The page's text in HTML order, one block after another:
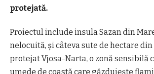
protejată.
Proiectul include insula Sazan din
nelocuită, şi câteva sute de hectare
protejat Vjosa-Narta, o zonă sensibilă
umede de coastă care găzduieşte